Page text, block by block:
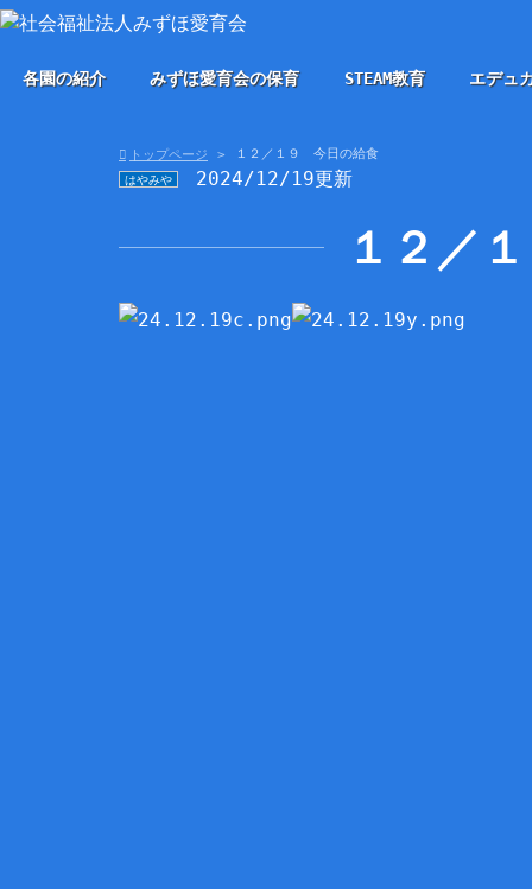
各園の紹介 みずほ愛育会の保育 STEAM教育 エデュ
トップページ １２／１９ 今日の給食
はやみや 2024/12/19更新
１２／